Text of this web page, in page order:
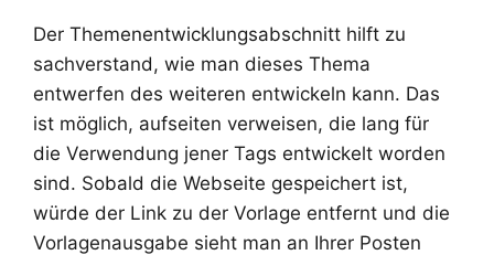
Der Themenentwicklungsabschnitt hilft zu
sachverstand, wie man dieses Thema
entwerfen des weiteren entwickeln kann. Das
ist möglich, aufseiten verweisen, die lang für
die Verwendung jener Tags entwickelt worden
sind. Sobald die Webseite gespeichert ist,
würde der Link zu der Vorlage entfernt und die
Vorlagenausgabe sieht man an Ihrer Posten